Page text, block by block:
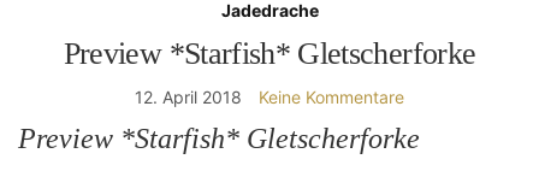
Jadedrache
Preview *Starfish* Gletscherforke
12. April 2018 Keine Kommentare
Preview *Starfish* Gletscherforke